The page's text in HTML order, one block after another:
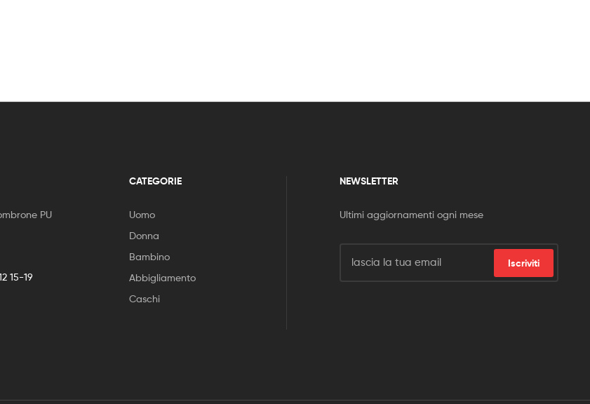
PU
15-19
CATEGORIE
Uomo
Donna
Bambino
Abbigliamento
Caschi
NEWSLETTER
Ultimi aggiornamenti ogni mese
Iscriviti